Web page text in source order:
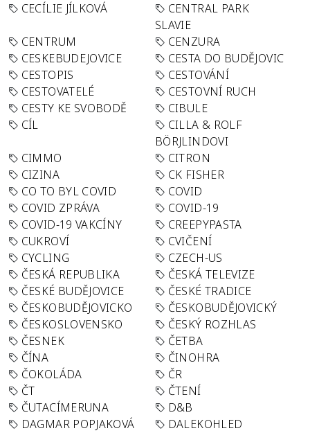
CECÍLIE JÍLKOVÁ
CENTRAL PARK
SLAVIE
CENTRUM
CENZURA
CESKEBUDEJOVICE
CESTA DO BUDĚJOVIC
CESTOPIS
CESTOVÁNÍ
CESTOVATELÉ
CESTOVNÍ RUCH
CESTY KE SVOBODĚ
CIBULE
CÍL
CILLA & ROLF
BÖRJLINDOVI
CIMMO
CITRON
CIZINA
CK FISHER
CO TO BYL COVID
COVID
COVID ZPRÁVA
COVID-19
COVID-19 VAKCÍNY
CREEPYPASTA
CUKROVÍ
CVIČENÍ
CYCLING
CZECH-US
ČESKÁ REPUBLIKA
ČESKÁ TELEVIZE
ČESKÉ BUDĚJOVICE
ČESKÉ TRADICE
ČESKOBUDĚJOVICKO
ČESKOBUDĚJOVICKÝ
ČESKOSLOVENSKO
ČESKÝ ROZHLAS
ČESNEK
ČETBA
ČÍNA
ČINOHRA
ČOKOLÁDA
ČR
ČT
ČTENÍ
ČUTACÍMERUNA
D&B
DAGMAR POPJAKOVÁ
DALEKOHLED